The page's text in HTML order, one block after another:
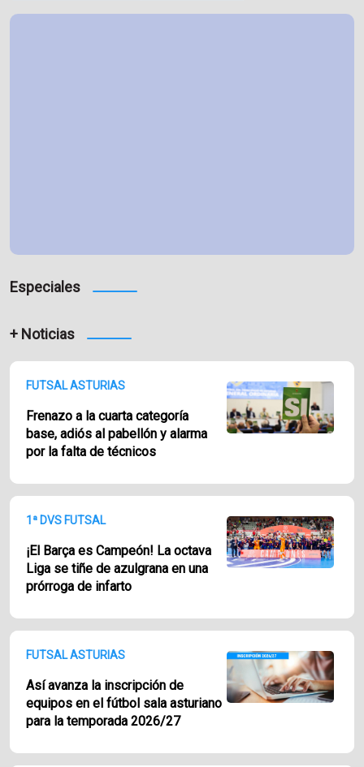
Especiales
+ Noticias
FUTSAL ASTURIAS
Frenazo a la cuarta categoría
base, adiós al pabellón y alarma
por la falta de técnicos
1ª DVS FUTSAL
¡El Barça es Campeón! La octava
Liga se tiñe de azulgrana en una
prórroga de infarto
FUTSAL ASTURIAS
Así avanza la inscripción de
equipos en el fútbol sala asturiano
para la temporada 2026/27